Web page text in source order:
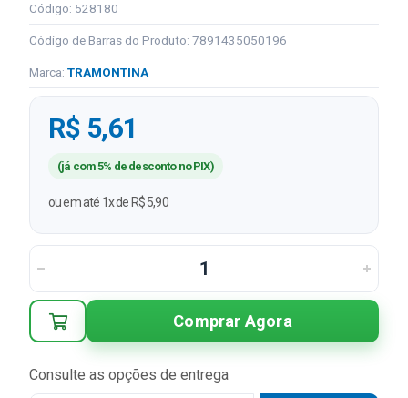
Código: 528180
Código de Barras do Produto: 7891435050196
Marca: TRAMONTINA
R$ 5,61
(já com 5% de desconto no PIX)
ou em até 1x de R$ 5,90
Comprar Agora
Consulte as opções de entrega